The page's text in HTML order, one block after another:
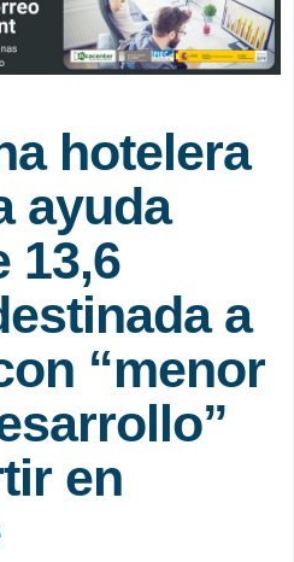
hotelera
ayuda
13,6
a
“menor
en